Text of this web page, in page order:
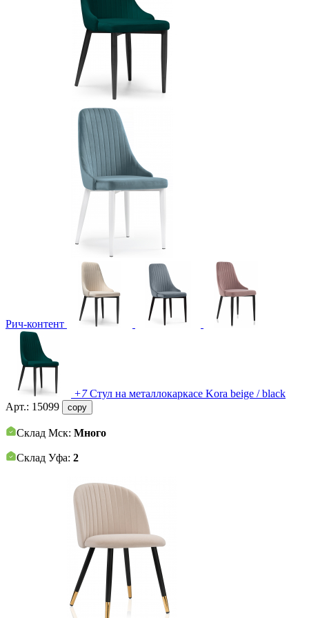
Рич-контент
+7 Стул на металлокаркасе Kora beige / black
Арт.: 15099 copy
Склад Мск: Много
Склад Уфа: 2